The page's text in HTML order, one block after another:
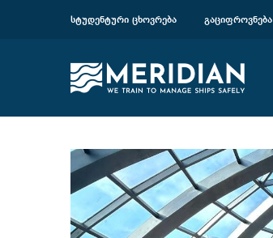
ᲡᲢᲣᲓᲔᲜᲢᲣᲠᲘ ᲪᲮᲝᲕᲠᲔᲑᲐ ᲒᲐᲪᲘᲤᲠᲝᲕᲜᲔᲑᲐ